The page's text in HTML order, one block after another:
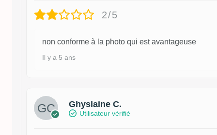
2/5
non conforme à la photo qui est avantageuse
Il y a 5 ans
Ghyslaine C.
Utilisateur vérifié